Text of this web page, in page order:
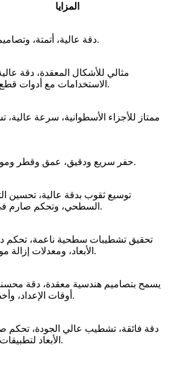
المزايا
دقة عالية، أتمتة، وتصاميم معقدة.
مثالي للأشكال المعقدة، دقة
الاستخدامات مع أدوات قطع متعددة.
ممتاز للأجزاء الأسطوانية، سرعة عالية،
حفر سريع ودقيق، عمق وقطر وموقع ثابت.
توسيع ثقوب بدقة عالية، تحسين
السطحي، وتحكم صارم في الأبعاد.
تحقيق تشطيبات سطحية ناعمة، تحكم
الأبعاد، ومعدلات إزالة مواد عالية.
يسمح بتصاميم هندسية معقدة، دقة
أوقات الإعداد، وأخطاء أقل.
دقة فائقة، تشطيب عالي الجودة، تحكم
الأبعاد لتطبيقات متطلبة.